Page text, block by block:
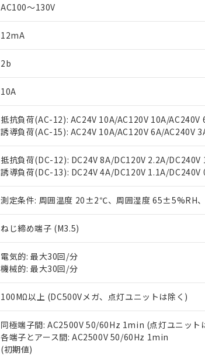
AC100～130V
12mA
2b
10A
抵抗負荷(AC-12): AC24V 10A/AC120V 10A/AC240V
誘導負荷(AC-15): AC24V 10A/AC120V 6A/AC240V
抵抗負荷(DC-12): DC24V 8A/DC120V 2.2A/DC240V
誘導負荷(DC-13): DC24V 4A/DC120V 1.1A/DC240V
測定条件: 周囲温度 20±2℃、周囲湿度 65±5%RH
ねじ締め端子 (M3.5)
電気的: 最大30回/分
機械的: 最大30回/分
100MΩ以上 (DC500Vメガ、点灯ユニットは除く)
同極端子間: AC2500V 50/60Hz 1min (点灯ユニット
各端子とアース間: AC2500V 50/60Hz 1min
(初期値)
以下の条件をお読みいただき、同意のうえご利用
正式な納期状況および標準価格はお客様の
当社販売員にご相談ください。
オムロン制御機器販売店や当社販売拠点は「
在庫状況および標準価格結果を当社の事前
す。
マイパーツ機能（部品リスト作成サービス
ている必要があります。
が、当社の製品・サービスに関するお客様
さい。
※当社の共同利用者とは、
いる法人を指します。
があります。
*EU RoHS指令（10物質）：
六価クロム(Cr(Ⅵ)) 1000ppm以下、ポリ臭化ビフェニル類
但し、RoHS指令で産業用監視および制御機器に対する適用除
フタル酸エステル類の４物質については閾値を超える意図的な
※2 対応予定月
部品在庫の切り替え状況などにより、予定月が前
※3 非含有証明書ダウンロード
EU RoHS指令（10物質）の非含有証明書
51物質の非含有証明書（当社基準）
※本証明書は発行日時点で非含有を証明するもの
また、RoHS指令のフタル酸エステル類４物質
混在することから備考欄に対応日を記載しており
既に当社にて対応品への在庫切替を完了してい
「×」：最大均質材料含有率が中国RoHSの基準
「－」：未確認です。当社販売部門へお問い合わ
Pb(鉛) :1000ppm、 Hg(水銀) : 1000ppm、 Cd(カドミウム) :
DBP(フタル酸ジブチル) : 1000ppm、 DIBP(フタル酸ジイソブ
※2 環境保護使用期限
「ｅ」：有害物質（10物質）のすべてが基準値以
「10」：通常の使用状況下において有害物質が
味します。
「－」：未確認です。当社販売部門へお問い合わ
う）を輸出または国外への提供する場合は
置等に一切使用いたしません。
当社は、貴社製品を第三者に販売する場合
また当社は、販売先および販売に係わる関
たしません。
記
説明
△ 一定数には満たないが在庫あり
－
在庫なし(最新の在庫状況については、
機器販売店・当社販売員にご確認くだ
空
白
受注生産機種、また在庫状況の情報を